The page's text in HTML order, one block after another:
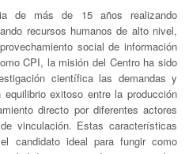
de más de 15 años realizando
recursos humanos de alto nivel,
social de información
CPI, la misión del Centro ha sido
científica las demandas y
exitoso entre la producción
directo por diferentes actores
vinculación. Estas características
candidato ideal para fungir como